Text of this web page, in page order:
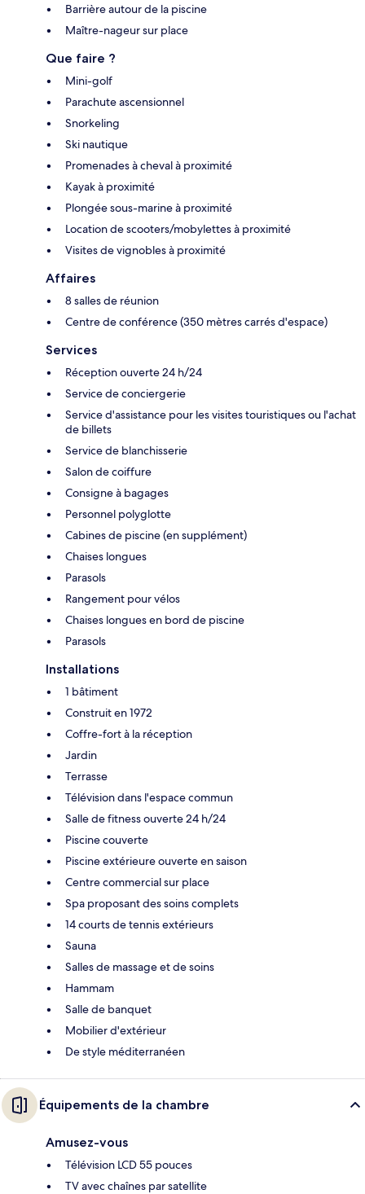
Barrière autour de la piscine
Maître-nageur sur place
Que faire ?
Mini-golf
Parachute ascensionnel
Snorkeling
Ski nautique
Promenades à cheval à proximité
Kayak à proximité
Plongée sous-marine à proximité
Location de scooters/mobylettes à proximité
Visites de vignobles à proximité
Affaires
8 salles de réunion
Centre de conférence (350 mètres carrés d'espace)
Services
Réception ouverte 24 h/24
Service de conciergerie
Service d'assistance pour les visites touristiques ou l'achat
de billets
Service de blanchisserie
Salon de coiffure
Consigne à bagages
Personnel polyglotte
Cabines de piscine (en supplément)
Chaises longues
Parasols
Rangement pour vélos
Chaises longues en bord de piscine
Parasols
Installations
1 bâtiment
Construit en 1972
Coffre-fort à la réception
Jardin
Terrasse
Télévision dans l'espace commun
Salle de fitness ouverte 24 h/24
Piscine couverte
Piscine extérieure ouverte en saison
Centre commercial sur place
Spa proposant des soins complets
14 courts de tennis extérieurs
Sauna
Salles de massage et de soins
Hammam
Salle de banquet
Mobilier d'extérieur
De style méditerranéen
Équipements de la chambre
Amusez-vous
Télévision LCD 55 pouces
TV avec chaînes par satellite